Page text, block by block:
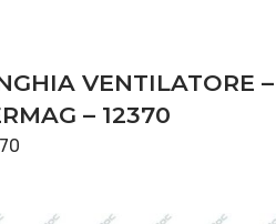
VENTILATORE –
– 12370